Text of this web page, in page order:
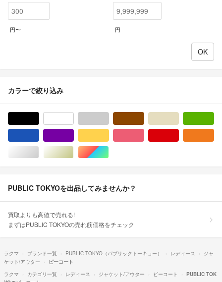
円〜 円
カラーで絞り込み
シルバー/銀色系ゴールド/金色系マルチカラー
PUBLIC TOKYOを出品してみませんか？
買取よりも高値で売れる!
まずはPUBLIC TOKYOの売れ筋価格をチェック
ラクマ ブランド一覧 PUBLIC TOKYO（パブリックトーキョー） レディース
ジャ
ケット/アウター
ピーコート
ラクマ
カテゴリ一覧 レディース ジャケット/アウター ピーコート
PUBLIC TOK